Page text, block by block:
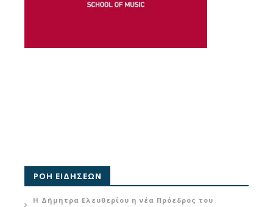
ΡΟΗ ΕΙΔΗΣΕΩΝ
Η Δήμητρα Ελευθερίου η νέα Πρόεδρος του